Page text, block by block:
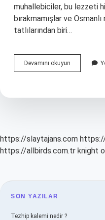
muhallebiciler, bu lezzeti
bırakmamışlar ve
tatlılarından biri…
Devamını okuyun Kazandibi
Hangi
https://slaytajans.com
https://allbirds.com.tr knight
SIDEBAR
SON YAZILAR
Tezhip kalemi nedir ?